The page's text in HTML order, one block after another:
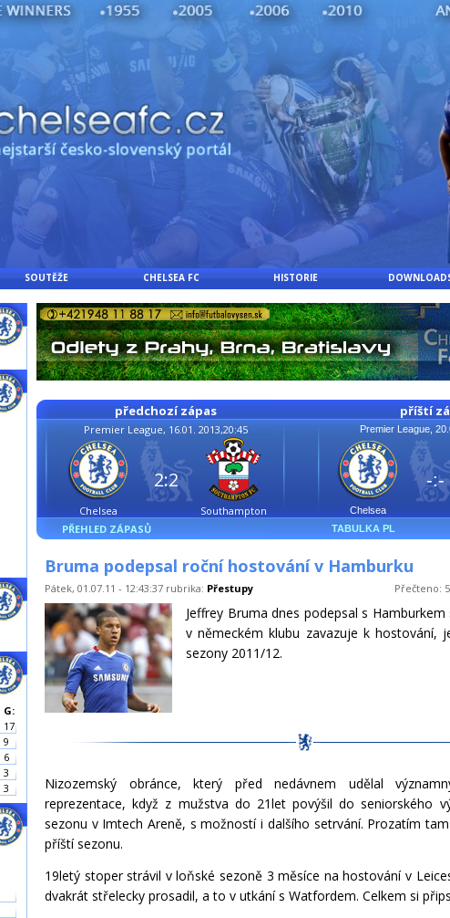
SOUTĚŽE CHELSEA FC HISTORIE
předchozí zápas
Premier League, 16.01. 2013,20:45
Chelsea Southampton
2:2
PŘEHLED ZÁPASŮ
příští
Premier League,
Chelsea
-:-
TABULKA PL
Bruma podepsal roční hostování v Hamburku
Pátek, 01.07.11 - 12:43:37 rubrika: Přestupy Přečteno:
Jeffrey Bruma dnes podepsal s
v německém klubu zavazuje k hostování,
sezony 2011/12.
Nizozemský obránce, který před nedávnem udělal
reprezentace, když z mužstva do 21let povýšil do seniorského
sezonu v Imtech Areně, s možností i dalšího setrvání. Prozatím
příští sezonu.
19letý stoper strávil v loňské sezoně 3 měsíce na hostování v
dvakrát střelecky prosadil, a to v utkání s Watfordem. Celkem si
G:
17
9
6
3
3